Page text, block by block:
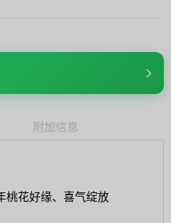
附加信息
桃花好缘、喜气绽放